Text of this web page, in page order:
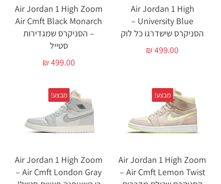
Air Jordan 1 High
University Blue –
הסניקרס שישדרגו כל לוק
₪499.00
Air Jordan 1 High Zoom
Air Cmft Black Monarch
– הסניקרס שמגדירות
סטייל
₪499.00
מבצע!
Air Jordan 1 High Zoom
Air Cmft Lemon Twist –
מבצע!
Air Jordan 1 High Zoom
Air Cmft London Gray –